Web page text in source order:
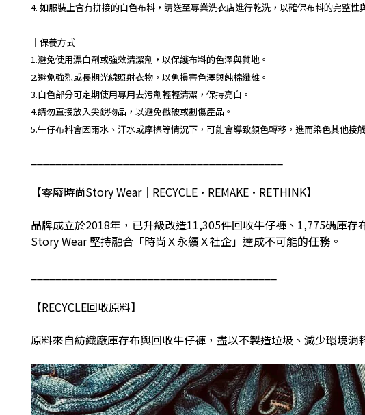
4. 如服裝上含有拼接的白色布料，請送至專業洗衣店進行乾洗，以確保布料的完整性
｜保養方式
1.避免使用漂白劑或強效清潔劑，以保護布料的色澤與質地。
2.避免強烈或長期光線照射衣物，以免損害色澤與純棉纖維。
3.白色部分可定期使用專用去污劑輕輕清潔，保持亮白。
4.請勿直接放入尖銳物品，以避免戳破或劃傷產品。
5.牛仔布料會因雨水、汗水或摩擦等情況下，可能會導致顏色轉移，進而染色其他接
【零廢時尚Story Wear｜ RECYCLE•REMAKE•RETHINK】
品牌成立於2018年，已升級改造11,305件回收牛仔褲、 1,775碼庫存
Story Wear堅持融合「時尚Ｘ永續Ｘ社企」達成不可能的任務。
【RECYCLE回收原料】
原料來自紡織廠庫存布與回收牛仔褲，盡以不製造垃圾、減少環境消